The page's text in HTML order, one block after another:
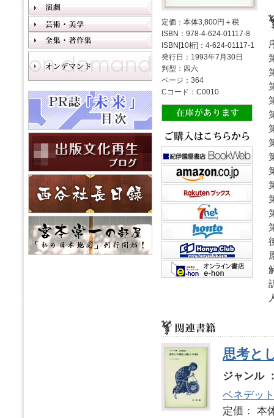
定価：本体3,800円＋税
ISBN：978-4-624-01117-8
ISBN[10桁]：4-624-01117-1
発行日：1993年7月30日
判型：四六
ページ：364
Cコード：C0010
思考と
ジャンル
ベネデッ
定価：